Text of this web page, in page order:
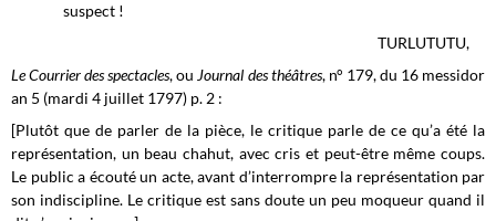
suspect !
TURLUTUTU,
Le Courrier des spectacles, ou Journal des théâtres, n° 179, du 16 messidor
an 5 (mardi 4 juillet 1797) p. 2 :
[Plutôt que de parler de la pièce, le critique parle de ce qu’a été la
représentation, un beau chahut, avec cris et peut-être même coups.
Le public a écouté un acte, avant d’interrompre la représentation par
son indiscipline. Le critique est sans doute un peu moqueur quand il